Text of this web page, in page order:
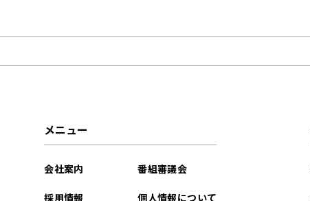
2026年04月
2026年03月
メニュー
会社案内
採用情報
番組審議会
個人情報について